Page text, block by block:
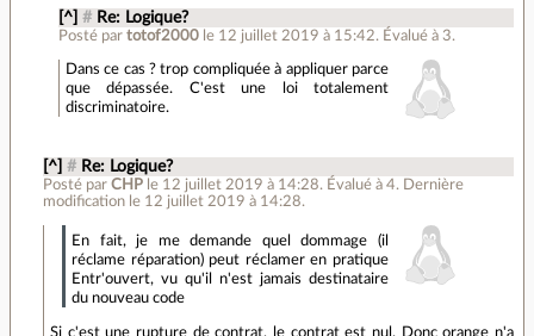
[^] # Re: Logique?
Posté par totof2000 le 12 juillet 2019 à 15:42. Évalué à 3.
Dans ce cas ? trop compliquée à appliquer parce
que dépassée. C'est une loi totalement
discriminatoire.
[^] # Re: Logique?
Posté parCHP le 12 juillet 2019 à 14:28. Évalué à4. Dernière
modification le 12 juillet 2019 à 14:28.
En fait, je me demande quel dommage (il
réclame réparation) peut réclamer en pratique
Entr'ouvert, vu qu'il n'est jamais destinataire
du nouveau code
Si c'est une rupture de contrat, le contrat est nul. Donc orange n'a